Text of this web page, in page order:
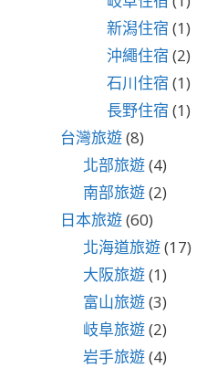
新潟住宿 (1)
沖繩住宿 (2)
石川住宿 (1)
長野住宿 (1)
台灣旅遊(8)
北部旅遊(4)
南部旅遊(2)
日本旅遊(60)
北海道旅遊(17)
大阪旅遊(1)
富山旅遊(3)
岐阜旅遊(2)
岩手旅遊(4)